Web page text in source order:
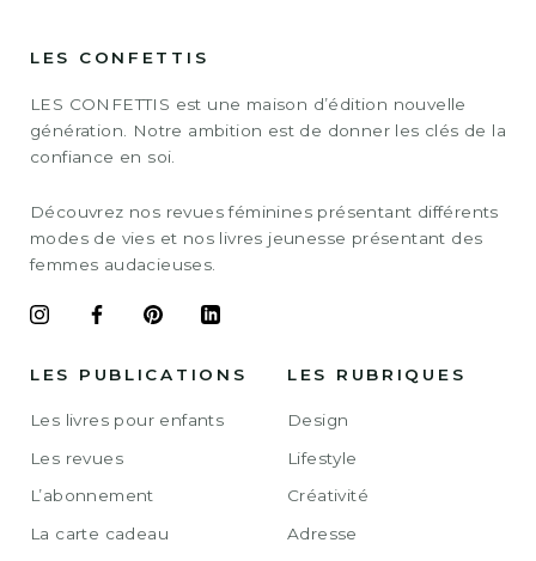
LES CONFETTIS
LES CONFETTIS est une maison d’édition nouvelle
génération. Notre ambition est de donner les clés de la
confiance en soi.
Découvrez nos revues féminines présentant différents
modes de vies et nos livres jeunesse présentant des
femmes audacieuses.
LES PUBLICATIONS
Les livres pour enfants
Les revues
L’abonnement
La carte cadeau
LES RUBRIQUES
Design
Lifestyle
Créativité
Adresse